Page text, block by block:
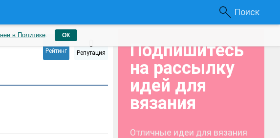
Поиск
0
Рейтинг
0
Репутация
Подпишитесь
на рассылку
идей для
вязания
Отличные идеи для вязания
в Политике. ОК